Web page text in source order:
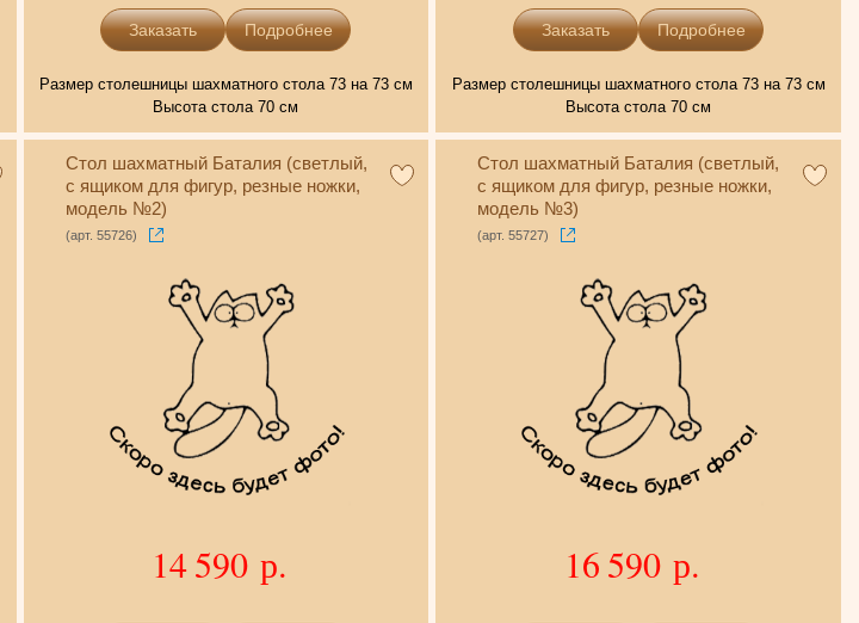
Подробнее
Размер столешницы шахматного стола 73 на 73 см
Высота стола 70 см
Подробнее
Размер столешницы шахматного стола 73 на 73 см
Высота стола 70 см
Стол шахматный Баталия (светлый,
с ящиком для фигур, резные ножки,
модель №2)
(арт. 55726)
14 590 р.
Стол шахматный Баталия (светлый,
с ящиком для фигур, резные ножки,
модель №3)
(арт. 55727)
16 590 р.